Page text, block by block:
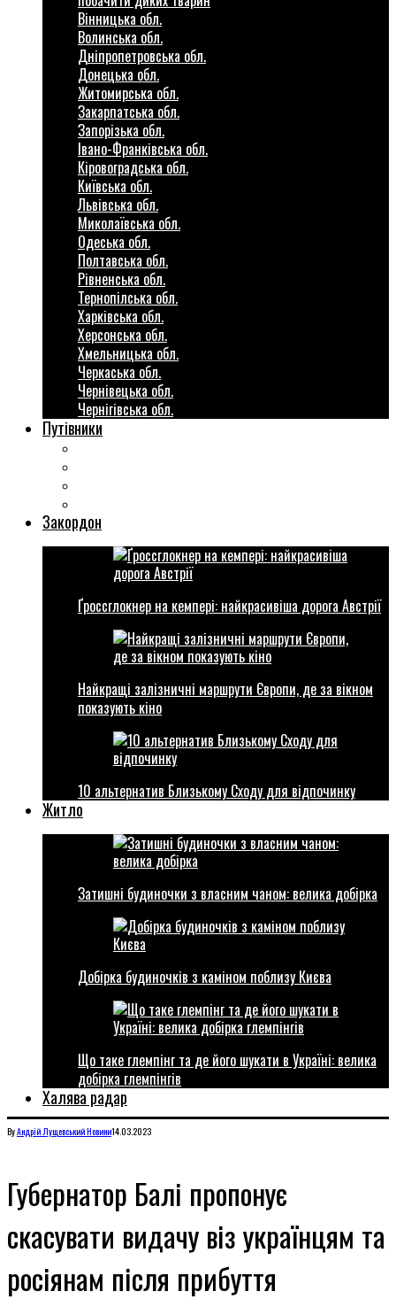
Вінницька обл.
Волинська обл.
Дніпропетровська обл.
Донецька обл.
Житомирська обл.
Закарпатська обл.
Запорізька обл.
Івано-Франківська обл.
Кіровоградська обл.
Київська обл.
Львівська обл.
Миколаївська обл.
Одеська обл.
Полтавська обл.
Рівненська обл.
Тернопілська обл.
Харківська обл.
Херсонська обл.
Хмельницька обл.
Черкаська обл.
Чернівецька обл.
Чернігівська обл.
Путівники
Закордон
Ґроссглокнер на кемпері: найкрасивіша дорога Австрії
Найкращі залізничні маршрути Європи, де за вікном
показують кіно
10 альтернатив Близькому Сходу для відпочинку
Житло
Затишні будиночки з власним чаном: велика добірка
Добірка будиночків з каміном поблизу Києва
Що таке глемпінг та де його шукати в Україні: велика
добірка глемпінгів
Халява радар
ByАндрій ЛущевськийНовини14.03.2023
Губернатор Балі пропонує
скасувати видачу віз українцям та
росіянам після прибуття